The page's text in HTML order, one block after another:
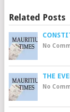
Related Posts
No
THE
No